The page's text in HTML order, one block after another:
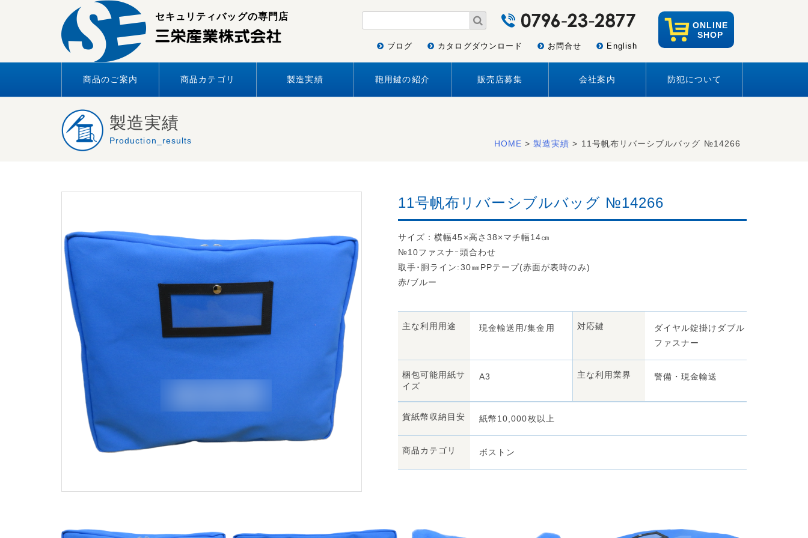
セキュリティバッグの専門店
ブログ カタログダウンロード お問合せ English
ONLINE
SHOP
商品のご案内 商品カテゴリ 製造実績 鞄用鍵の紹介 販売店募集 会社案内 防犯について
製造実績
Production_results HOME >製造実績 > 11号帆布リバーシブルバッグ №14266
11号帆布リバーシブルバッグ №14266
サイズ：横幅45×高さ38×マチ幅14㎝
№10ファスナｰ頭合わせ
取手･胴ライン:30㎜PPテープ(赤面が表時のみ)
赤/ブルー
主な利用用途 現金輸送用/集金用 対応鍵
ダイヤル錠掛けダブル
ファスナー
梱包可能用紙サ
イズ
A3 主な利用業界 警備・現金輸送
貨紙幣収納目安 紙幣10,000枚以上
商品カテゴリ ボストン